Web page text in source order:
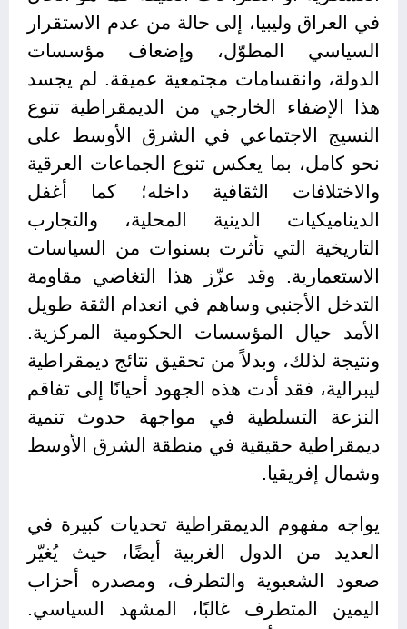
في العراق وليبيا، إلى حالة من عدم الاستقرار
السياسي المطوّل، وإضعاف مؤسسات
الدولة، وانقسامات مجتمعية عميقة. لم يجسد
هذا الإضفاء الخارجي من الديمقراطية تنوع
النسيج الاجتماعي في الشرق الأوسط على
نحو كامل، بما يعكس تنوع الجماعات العرقية
والاختلافات الثقافية داخله؛ كما أغفل
الديناميكيات الدينية المحلية، والتجارب
التاريخية التي تأثرت بسنوات من السياسات
الاستعمارية. وقد عزّز هذا التغاضي مقاومة
التدخل الأجنبي وساهم في انعدام الثقة طويل
الأمد حيال المؤسسات الحكومية المركزية.
ونتيجة لذلك، وبدلاً من تحقيق نتائج ديمقراطية
ليبرالية، فقد أدت هذه الجهود أحيانًا إلى تفاقم
النزعة التسلطية في مواجهة حدوث تنمية
ديمقراطية حقيقية في منطقة الشرق الأوسط
وشمال إفريقيا.
يواجه مفهوم الديمقراطية تحديات كبيرة في
العديد من الدول الغربية أيضًا، حيث يُغيّر
صعود الشعبوية والتطرف، ومصدره أحزاب
اليمين المتطرف غالبًا، المشهد السياسي.